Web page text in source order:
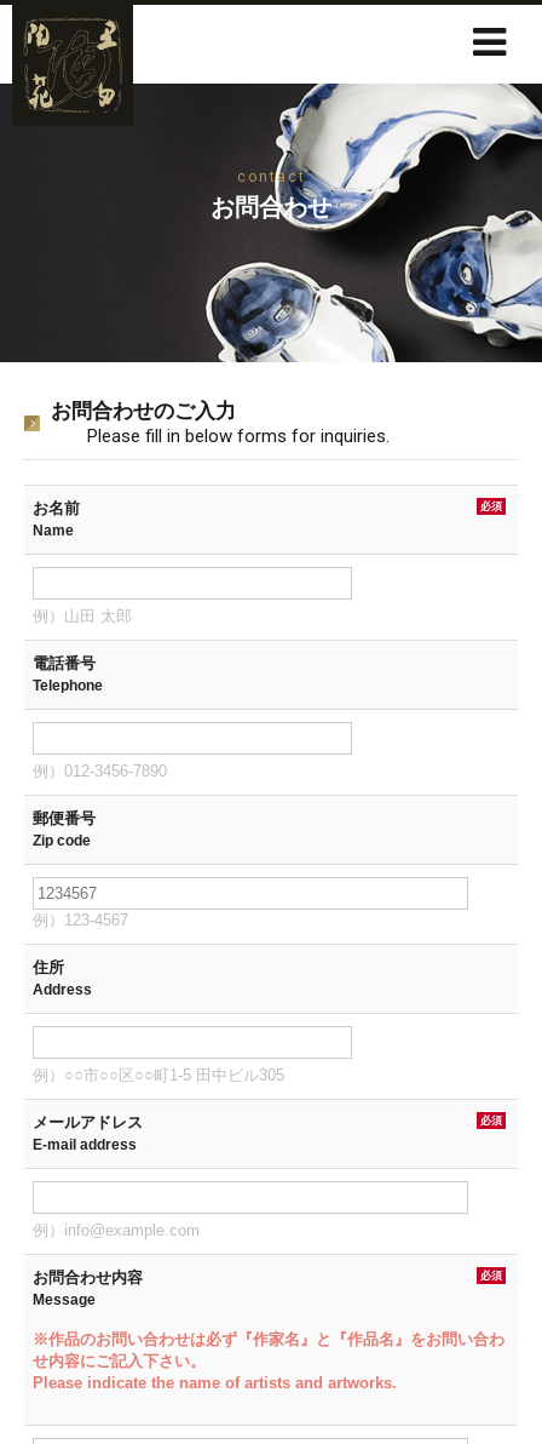
contact
お問合わせ
お問合わせのご入力
Please fill in below forms for inquiries.
お名前 必須
Name
例）山田 太郎
電話番号
Telephone
例）012-3456-7890
郵便番号
Zip code
例）123-4567
住所
Address
例）○○市○○区○○町1-5 田中ビル305
メールアドレス 必須
E-mail address
例）info@example.com
お問合わせ内容 必須
Message
※作品のお問い合わせは必ず『作家名』と『作品名』をお問い合わ
せ内容にご記入下さい。
Please indicate the name of artists and artworks.